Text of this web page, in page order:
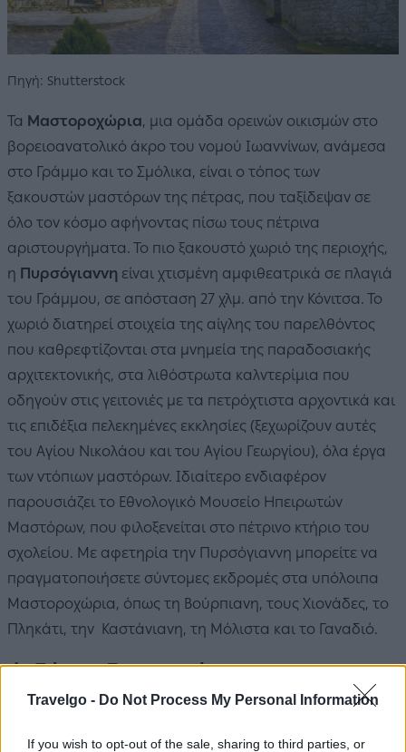
Travelgo - Do Not Process My Personal Information
If you wish to opt-out of the sale, sharing to third parties, or
Πηγή: Shutterstock
Τα Μαστοροχώρια, μια ομάδα ορεινών οικισμών στο
βορειοανατολικό άκρο του νομού Ιωαννίνων, ανάμεσα
στο Γράμμο και το Σμόλικα, είναι ο τόπος των
ξακουστών μαστόρων της πέτρας, που ταξίδεψαν σε
όλο τον κόσμο αφήνοντας πίσω τους πέτρινα
αριστουργήματα. Το πιο ξακουστό χωριό της περιοχής,
η Πυρσόγιαννη είναι χτισμένη αμφιθεατρικά σε πλαγιά
του Γράμμου, σε απόσταση 27 χλμ. από την Κόνιτσα. Το
χωριό διατηρεί στοιχεία της αίγλης του παρελθόντος
που καθρεφτίζονται στα μνημεία της παραδοσιακής
αρχιτεκτονικής, στα λιθόστρωτα καλντερίμια που
οδηγούν στις γειτονιές με τα πετρόχτιστα αρχοντικά και
τις επιδέξια πελεκημένες εκκλησίες (ξεχωρίζουν αυτές
του Αγίου Νικολάου και του Αγίου Γεωργίου), όλα έργα
των ντόπιων μαστόρων. Ιδιαίτερο ενδιαφέρον
παρουσιάζει το Εθνολογικό Μουσείο Ηπειρωτών
Μαστόρων, που φιλοξενείται στο πέτρινο κτήριο του
σχολείου. Με αφετηρία την Πυρσόγιαννη μπορείτε να
πραγματοποιήσετε σύντομες εκδρομές στα υπόλοιπα
Μαστοροχώρια, όπως τη Βούρπιανη, τους Χιονάδες, το
Πληκάτι, την Καστάνιανη, τη Μόλιστα και το Γαναδιό.
Φιδάκια, Ευρυτανία